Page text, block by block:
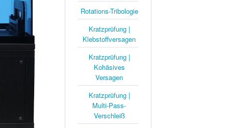
Rotations-Tribologie
Kratzprüfung |
Klebstoffversagen
Kratzprüfung |
Kohäsives
Versagen
Kratzprüfung |
Multi-Pass-
Verschleiß